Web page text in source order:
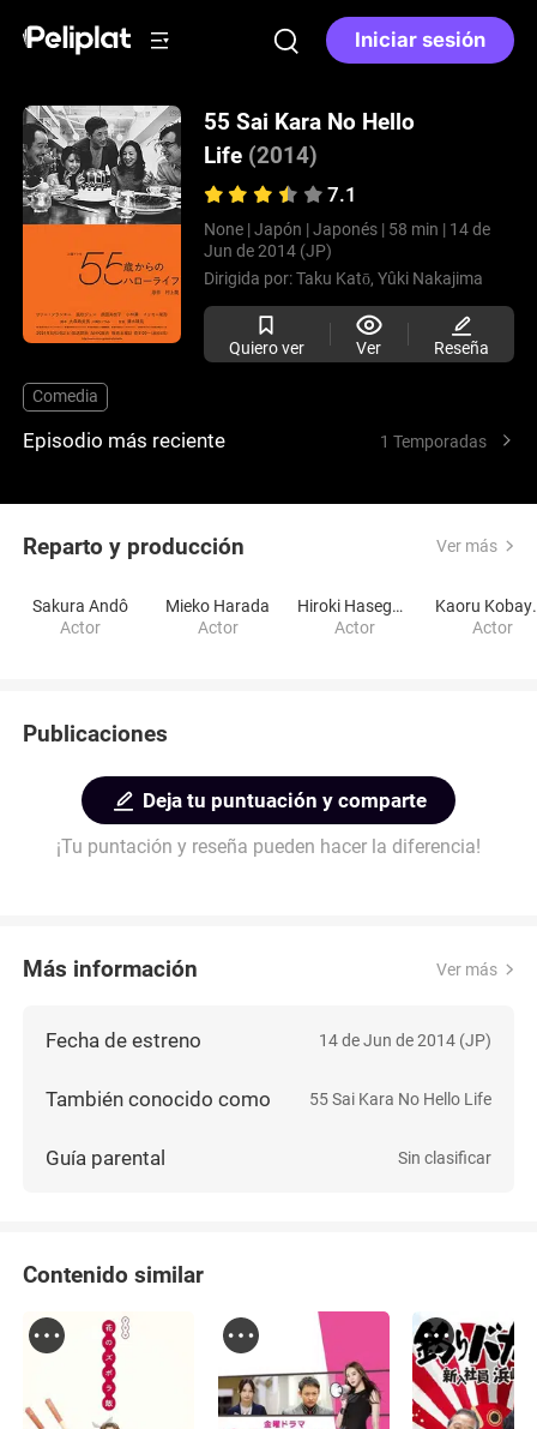
Iniciar sesión
55 Sai Kara No Hello
Life (2014)
7.1
None | Japón | Japonés | 58 min | 14 de
Jun de 2014 (JP)
Dirigida por:Taku Katō, Yûki Nakajima
Quiero ver Ver Reseña
Comedia
Episodio más reciente 1 Temporadas
Reparto y producción Ver más
Sakura Andô
Actor
Mieko Harada
Actor
Hiroki Hasegawa
Actor
Actor
Publicaciones
Deja tu puntuación y comparte
¡Tu puntación y reseña pueden hacer la diferencia!
Más información Ver más
Fecha de estreno 14 de Jun de 2014 (JP)
También conocido como 55 Sai Kara No Hello Life
Guía parental Sin clasificar
Contenido similar